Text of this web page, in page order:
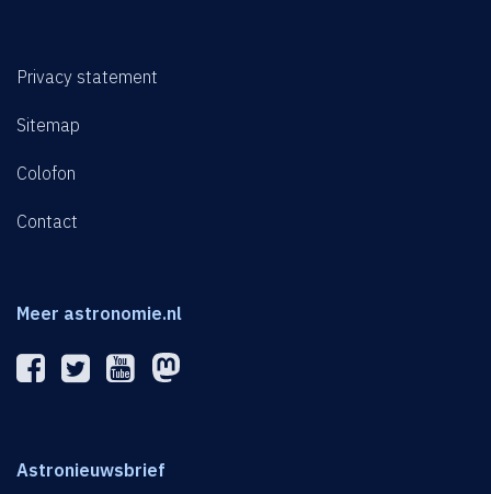
Privacy statement
Sitemap
Colofon
Contact
Meer astronomie.nl
Astronieuwsbrief